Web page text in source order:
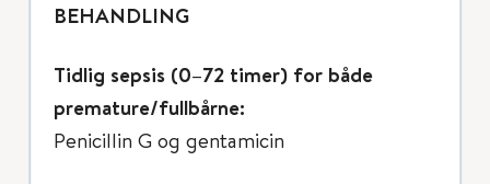
BEHANDLING
Tidlig sepsis (0–72 timer) for både
premature/fullbårne:
Penicillin G og gentamicin